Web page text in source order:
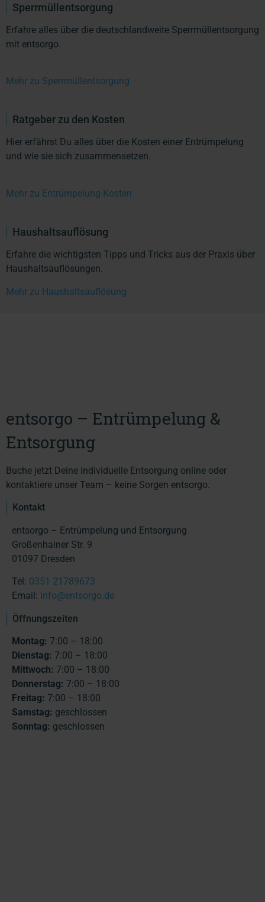
Sperrmüllentsorgung
Erfahre alles über die deutschlandweite Sperrmüllentsorgung
mit entsorgo.
Mehr zu Sperrmüllentsorgung
Ratgeber zu den Kosten
Hier erfährst Du alles über die Kosten einer Entrümpelung
und wie sie sich zusammensetzen.
Mehr zu Entrümpelung-Kosten
Haushaltsauflösung
Erfahre die wichtigsten Tipps und Tricks aus der Praxis über
Haushaltsauflösungen.
Mehr zu Haushaltsauflösung
entsorgo – Entrümpelung &
Entsorgung
Buche jetzt Deine individuelle Entsorgung online oder
kontaktiere unser Team – keine Sorgen entsorgo.
Kontakt
entsorgo – Entrümpelung und Entsorgung
Großenhainer Str. 9
01097 Dresden
Tel: 0351 21789673
Email: info@entsorgo.de
Öffnungszeiten
Montag: 7:00 – 18:00
Dienstag: 7:00 – 18:00
Mittwoch: 7:00 – 18:00
Donnerstag: 7:00 – 18:00
Freitag: 7:00 – 18:00
Samstag: geschlossen
Sonntag: geschlossen